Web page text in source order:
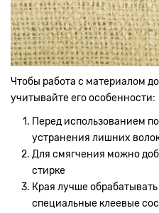
Чтобы работа с материалом
учитывайте его особенности:
Перед использованием
устранения лишних
Для смягчения можно
стирке
Края лучше
специальные клеевые